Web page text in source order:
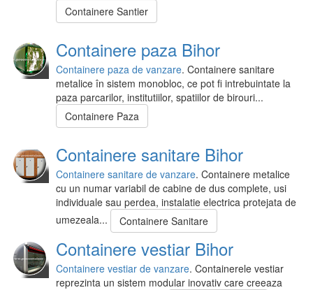
Containere Santier
Containere paza Bihor
Containere paza de vanzare. Containere sanitare
metalice în sistem monobloc, ce pot fi intrebuintate la
paza parcarilor, institutiilor, spatiilor de birouri...
Containere Paza
Containere sanitare Bihor
Containere sanitare de vanzare. Containere metalice
cu un numar variabil de cabine de dus complete, usi
individuale sau perdea, instalatie electrica protejata de
umezeala...
Containere Sanitare
Containere vestiar Bihor
Containere vestiar de vanzare. Containerele vestiar
reprezinta un sistem modular inovativ care creeaza